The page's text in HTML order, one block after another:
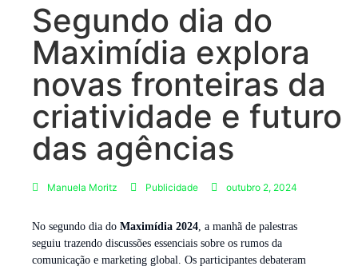
Segundo dia do
Maximídia explora
novas fronteiras da
criatividade e futuro
das agências
Manuela Moritz Publicidade outubro 2, 2024
No segundo dia do Maximídia 2024, a manhã de palestras
seguiu trazendo discussões essenciais sobre os rumos da
comunicação e marketing global. Os participantes debateram